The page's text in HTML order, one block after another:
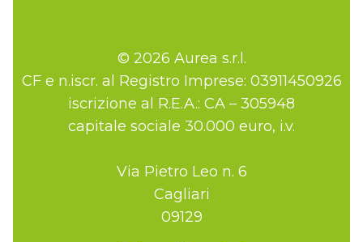
© 2026 Aurea s.r.l.
CF e n.iscr. al Registro Imprese: 03911450926
iscrizione al R.E.A.: CA – 305948
capitale sociale 30.000 euro, i.v.
Via Pietro Leo n. 6
Cagliari
09129